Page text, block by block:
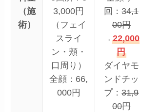
（施
術）
3,000円
（フェイ
スライ
ン・頬・
口周り）
全顔：66,
000円
回：34,1
00円
→22,000
円
ダイヤモ
ンドチッ
プ：31,9
00円